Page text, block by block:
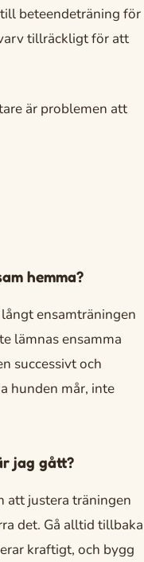
beteendeträning för
tillräckligt för att
är problemen att
hemma?
ensamträningen
lämnas ensamma
successivt och
hunden mår, inte
jag gått?
att justera träningen
det. Gå alltid tillbaka
kraftigt, och bygg